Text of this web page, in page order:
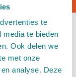
te
te bieden
Ook delen we
met onze
analyse. Deze
und seit 1